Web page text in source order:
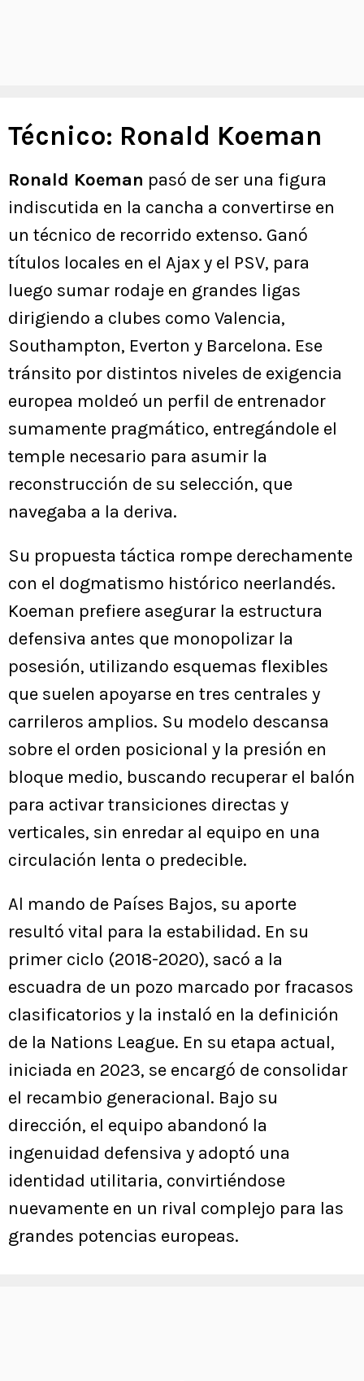
Técnico: Ronald Koeman
Ronald Koeman pasó de ser una figura
indiscutida en la cancha a convertirse en
un técnico de recorrido extenso. Ganó
títulos locales en el Ajax y el PSV, para
luego sumar rodaje en grandes ligas
dirigiendo a clubes como Valencia,
Southampton, Everton y Barcelona. Ese
tránsito por distintos niveles de exigencia
europea moldeó un perfil de entrenador
sumamente pragmático, entregándole el
temple necesario para asumir la
reconstrucción de su selección, que
navegaba a la deriva.
Su propuesta táctica rompe derechamente
con el dogmatismo histórico neerlandés.
Koeman prefiere asegurar la estructura
defensiva antes que monopolizar la
posesión, utilizando esquemas flexibles
que suelen apoyarse en tres centrales y
carrileros amplios. Su modelo descansa
sobre el orden posicional y la presión en
bloque medio, buscando recuperar el balón
para activar transiciones directas y
verticales, sin enredar al equipo en una
circulación lenta o predecible.
Al mando de Países Bajos, su aporte
resultó vital para la estabilidad. En su
primer ciclo (2018-2020), sacó a la
escuadra de un pozo marcado por fracasos
clasificatorios y la instaló en la definición
de la Nations League. En su etapa actual,
iniciada en 2023, se encargó de consolidar
el recambio generacional. Bajo su
dirección, el equipo abandonó la
ingenuidad defensiva y adoptó una
identidad utilitaria, convirtiéndose
nuevamente en un rival complejo para las
grandes potencias europeas.